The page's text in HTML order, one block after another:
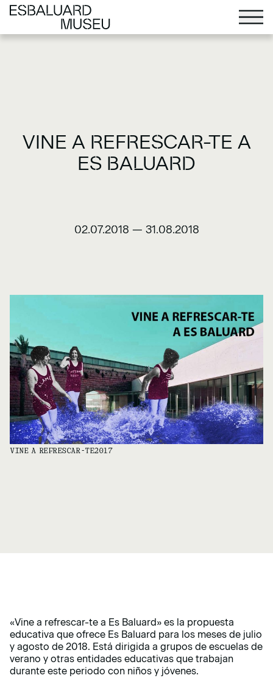
VINE A REFRESCAR-TE A
ES BALUARD
02.07.2018 — 31.08.2018
VINE A REFRESCAR-TE2017
«Vine a refrescar-te a Es Baluard» es la propuesta
educativa que ofrece Es Baluard para los meses de julio
y agosto de 2018. Está dirigida a grupos de escuelas de
verano y otras entidades educativas que trabajan
durante este periodo con niños y jóvenes.